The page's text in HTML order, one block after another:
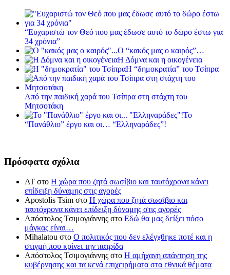
“Ευχαριστώ τον Θεό που μας έδωσε αυτό το δώρο έστω για
34 χρόνια”
Ο “κακός μας ο καιρός”…
Η Δόμνα και η οικογένεια
Η “δημοκρατία” του Τσίπρα
Από την παιδική χαρά του Τσίπρα στη στάχτη του
Μητσοτάκη
Το
“Πανάθλιο” έργο και οι… “Ελληναράδες”!
Πρόσφατα σχόλια
ΑΤ στο Η χώρα που ζητά σωσίβιο και ταυτόχρονα κάνει
επίδειξη δύναμης στις αγορές
Apostolis Tsim στο Η χώρα που ζητά σωσίβιο και
ταυτόχρονα κάνει επίδειξη δύναμης στις αγορές
Απόστολος Τσιμογιάννης στο Εδώ θα μας δείξει πόσο
μάγκας είναι…
Mihalatou στο Ο πολιτικός που δεν ελέγχθηκε ποτέ και η
στιγμή που κρίνει την πατρίδα
Απόστολος Τσιμογιάννης στο Η αμήχανη απάντηση της
κυβέρνησης και τα κενά επιχειρήματα στα εθνικά θέματα